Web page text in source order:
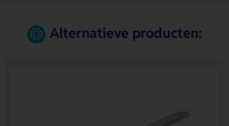
Alternatieve producten: